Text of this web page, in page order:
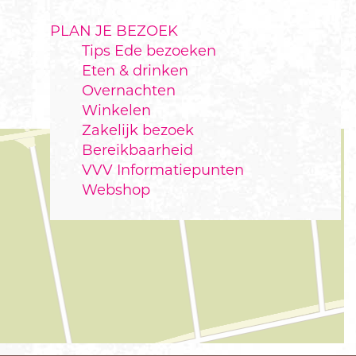
PLAN JE BEZOEK
Tips Ede bezoeken
Eten & drinken
Overnachten
Winkelen
Zakelijk bezoek
Bereikbaarheid
VVV Informatiepunten
Webshop